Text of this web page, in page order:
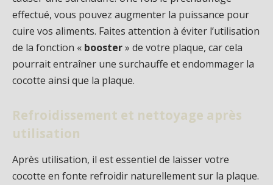
effectué, vous pouvez augmenter la puissance pour
cuire vos aliments. Faites attention à éviter l’utilisation
de la fonction « booster» de votre plaque, car cela
pourrait entraîner une surchauffe et endommager la
cocotte ainsi que la plaque.
Refroidissement et nettoyage après
utilisation
Après utilisation, il est essentiel de laisser votre
cocotte en fonte refroidir naturellement sur la plaque.